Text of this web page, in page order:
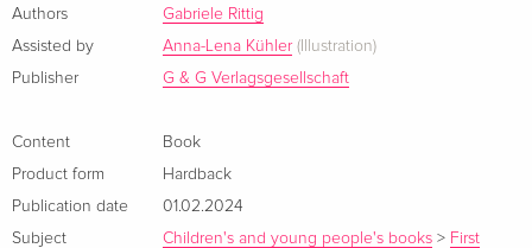
strukturierten Texten, verständlichem Wortschatz und
altersgerechten Geschichten - mitBelohnungsstickern
motiviertes und selbstbewusstes Lesen!
About the author
Gabriele Rittig wurde 1971 in Wien geboren. In ihrer Kindheit
verbringt sie die Wochenenden im Rax/Semmeringgebiet,
Authors
Gabriele Rittig
Assisted by
Anna-Lena Kühler(Illustration)
Publisher
G & G Verlagsgesellschaft
Content
Book
Product form
Hardback
Publication date
01.02.2024
Subject
Children's and young people's books > First